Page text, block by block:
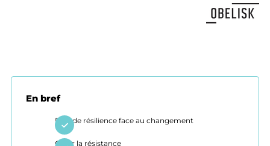
En bref
Plus de résilience face au changement
Gérer la résistance